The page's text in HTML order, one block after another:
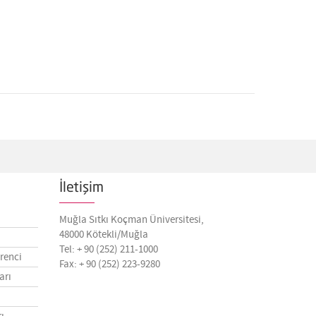
İletişim
Muğla Sıtkı Koçman Üniversitesi,
48000 Kötekli/Muğla
Tel: + 90 (252) 211-1000
Fax: + 90 (252) 223-9280